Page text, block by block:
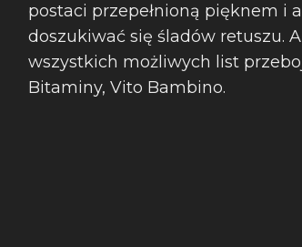
postaci przepełnioną pięknem i
doszukiwać się śladów retuszu.
wszystkich możliwych list
Bitaminy, Vito Bambino.